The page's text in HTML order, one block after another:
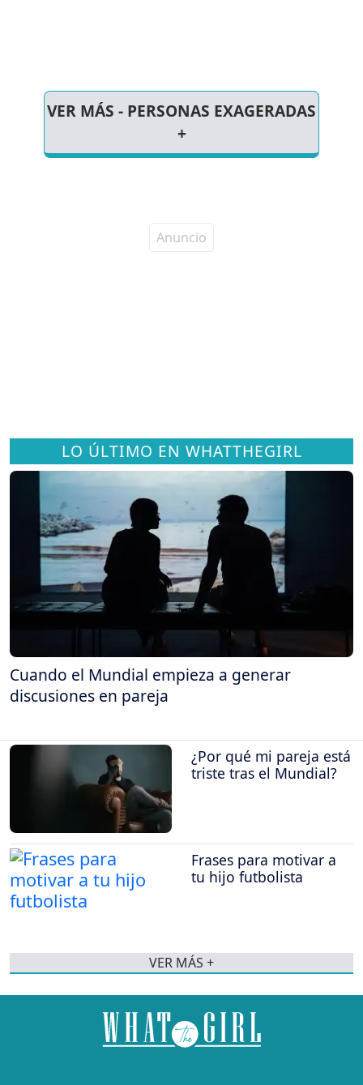
VER MÁS - PERSONAS EXAGERADAS
+
LO ÚLTIMO EN WHATTHEGIRL
Cuando el Mundial empieza a generar
discusiones en pareja
¿Por qué mi pareja está
triste tras el Mundial?
Frases para motivar a
tu hijo futbolista
VER MÁS +